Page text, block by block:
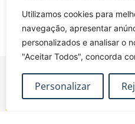
Utilizamos cookies para
navegação, apresentar
personalizados e analisar o
"Aceitar Todos", concorda
Personalizar